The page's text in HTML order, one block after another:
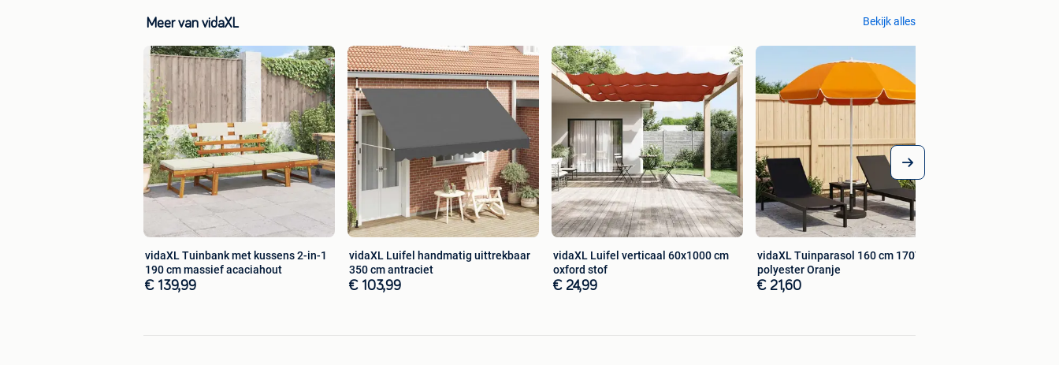
Meer van vidaXL Bekijk alles
vidaXL Tuinbank met kussens 2-in-1
190 cm massief acaciahout
€ 139,99
vidaXL Luifel handmatig uittrekbaar
350 cm antraciet
€ 103,99
vidaXL Luifel verticaal 60x1000 cm
oxford stof
€ 24,99
vidaXL Tuinparasol 160 cm 170T
polyester Oranje
€ 21,60